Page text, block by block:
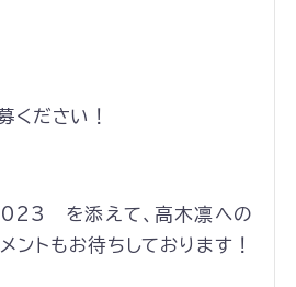
ください！
を添えて、高木凛への
ントもお待ちしております！